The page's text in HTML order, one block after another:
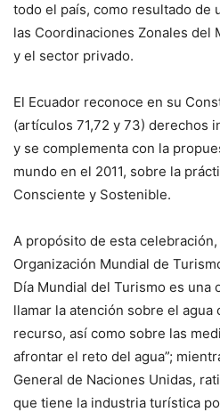
todo el país, como resultado de
las Coordinaciones Zonales del
y el sector privado.
El Ecuador reconoce en su
(artículos 71,72 y 73) derechos
y se complementa con la
mundo en el 2011, sobre la
Consciente y Sostenible.
A propósito de esta
Organización Mundial de
Día Mundial del Turismo es una
llamar la atención sobre el agua
recurso, así como sobre las
afrontar el reto del agua”;
General de Naciones Unidas,
que tiene la industria turística